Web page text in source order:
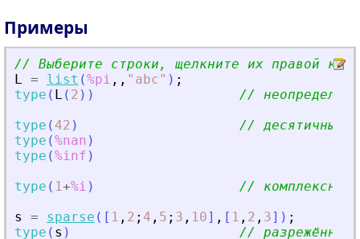
Примеры
// Выберите строки, щелкните их правой
L
= list (%pi , , " abc" ) ;
type ( L ( 2 ) )
//
type ( 42 )
// десятичные
type (%nan )
type (%inf )
type ( 1 +%i )
//
s
= sparse ( [ 1 , 2 ; 4 , 5 ; 3 , 10] , [ 1 , 2 , 3] ) ;
type ( s )
// разрежённые